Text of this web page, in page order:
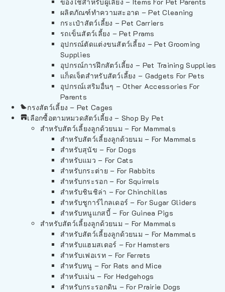
ผลิตภัณฑ์ทำความสะอาด – Pet Cleaning
กระเป๋าสัตว์เลี้ยง – Pet Carriers
รถเข็นสัตว์เลี้ยง – Pet Prams
อุปกรณ์ตัดแต่งขนสัตว์เลี้ยง – Pet Grooming
Supplies
อุปกรณ์การฝึกสัตว์เลี้ยง – Pet Training Supplies
แก็ดเจ็ตสำหรับสัตว์เลี้ยง – Gadgets For Pets
อุปกรณ์เสริมอื่นๆ – Other Accessories For
Parents
กรงสัตว์เลี้ยง – Pet Cages
เลือกซื้อตามหมวดสัตว์เลี้ยง – Shop By Pet
สำหรับสัตว์เลี้ยงลูกด้วยนม – For Mammals
สำหรับสัตว์เลี้ยงลูกด้วยนม – For Mammals
สำหรับสุนัข – For Dogs
สำหรับแมว – For Cats
สำหรับกระต่าย – For Rabbits
สำหรับกระรอก – For Squirrels
สำหรับชินชิล่า – For Chinchillas
สำหรับชูการ์ไกลเดอร์ – For Sugar Gliders
สำหรับหนูแกสบี้ – For Guinea Pigs
สำหรับสัตว์เลี้ยงลูกด้วยนม – For Mammals
สำหรับสัตว์เลี้ยงลูกด้วยนม – For Mammals
สำหรับแฮมสเตอร์ – For Hamsters
สำหรับเฟอเรท – For Ferrets
สำหรับหนู – For Rats and Mice
สำหรับเม่น – For Hedgehogs
สำหรับกระรอกดิน – For Prairie Dogs